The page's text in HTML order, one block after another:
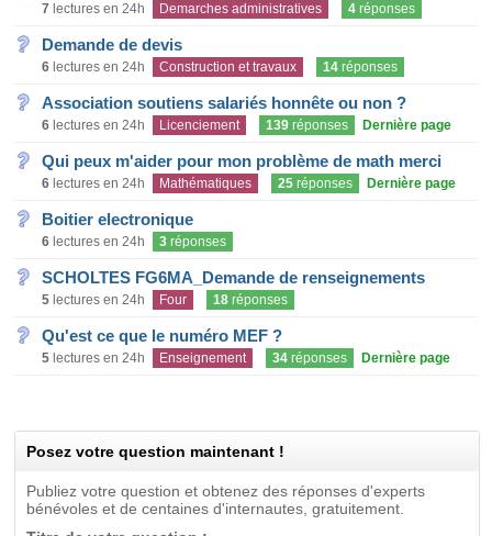
7 lectures en 24h Demarches administratives 4 réponses
Demande de devis
6 lectures en 24h Construction et travaux 14 réponses
Association soutiens salariés honnête ou non ?
6 lectures en 24h Licenciement 139 réponses Dernière page
Qui peux m'aider pour mon problème de math merci
6 lectures en 24h Mathématiques 25 réponses Dernière page
Boitier electronique
6 lectures en 24h 3 réponses
SCHOLTES FG6MA_Demande de renseignements
5 lectures en 24h Four 18 réponses
Qu'est ce que le numéro MEF ?
5 lectures en 24h Enseignement 34 réponses Dernière page
Posez votre question maintenant !
Publiez votre question et obtenez des réponses d'experts
bénévoles et de centaines d'internautes, gratuitement.